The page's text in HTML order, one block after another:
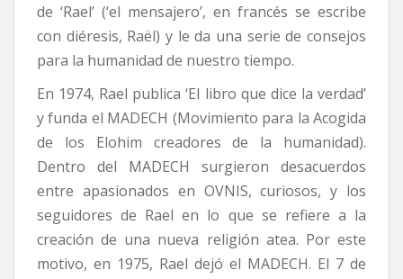
de ‘Rael’ (‘el mensajero’, en francés se escribe
con diéresis, Raël) y le da una serie de consejos
para la humanidad de nuestro tiempo.
En 1974, Rael publica ‘El libro que dice la verdad’
y funda el MADECH (Movimiento para la Acogida
de los Elohim creadores de la humanidad).
Dentro del MADECH surgieron desacuerdos
entre apasionados en OVNIS, curiosos, y los
seguidores de Rael en lo que se refiere a la
creación de una nueva religión atea. Por este
motivo, en 1975, Rael dejó el MADECH. El 7 de